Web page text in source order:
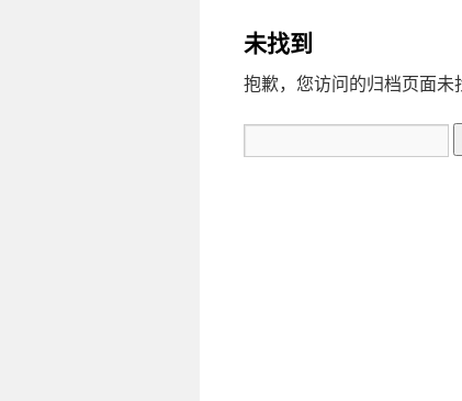
未找到
抱歉，您访问的归档页面未